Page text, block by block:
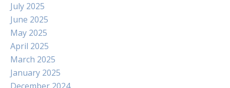
July 2025
June 2025
May 2025
April 2025
March 2025
January 2025